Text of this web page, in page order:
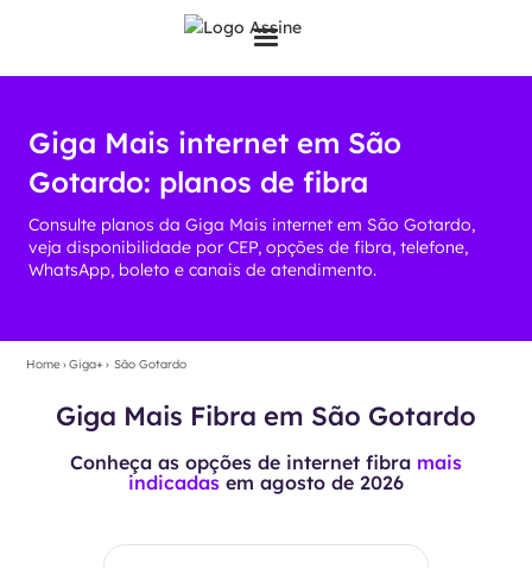
Giga Mais internet em São
Gotardo: planos de fibra
Consulte planos da Giga Mais internet em São Gotardo,
veja disponibilidade por CEP, opções de fibra, telefone,
WhatsApp, boleto e canais de atendimento.
Home›Giga+› São Gotardo
Giga Mais Fibra em São Gotardo
Conheça as opções de internet fibra mais
indicadas em agosto de 2026